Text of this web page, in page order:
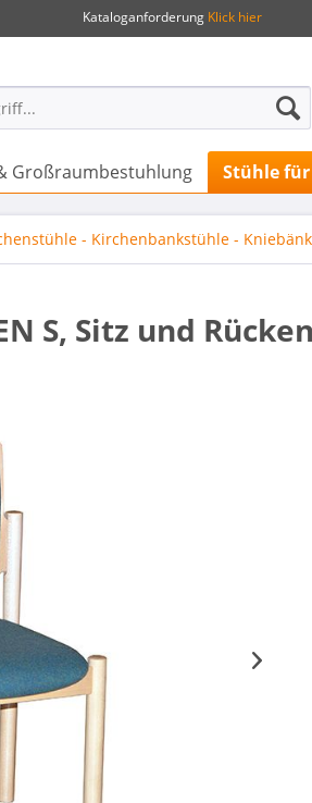
Kataloganforderung Klick hier
Großraumbestuhlung Stühle
- Kirchenbankstühle -
S, Sitz und